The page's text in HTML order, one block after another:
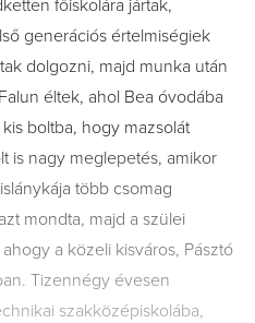
főiskolára jártak,
generációs értelmiségiek
dolgozni, majd munka után
éltek, ahol Bea óvodába
boltba, hogy mazsolát
is nagy meglepetés, amikor
több csomag
mondta, majd a szülei
a közeli kisváros, Pásztó
Tizennégy évesen
szakközépiskolába,